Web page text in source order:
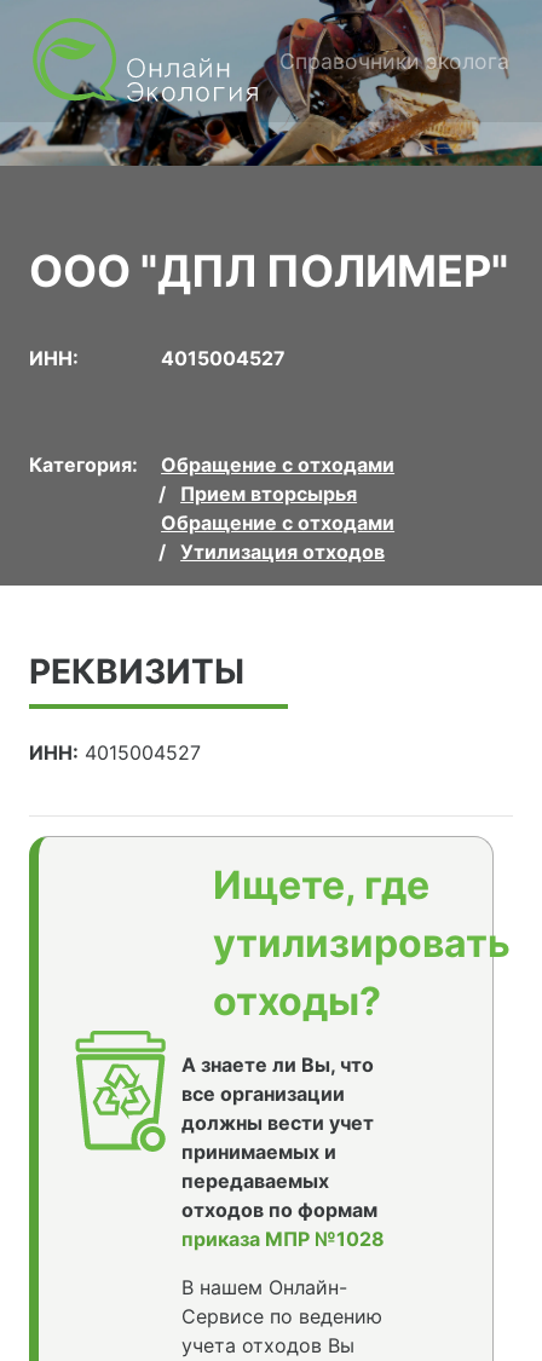
Справочники эколога
ООО "ДПЛ ПОЛИМЕР"
ИНН: 4015004527
Категория:
Обращение с отходами
Прием вторсырья
Обращение с отходами
Утилизация отходов
РЕКВИЗИТЫ
ИНН: 4015004527
Ищете, где
утилизировать
отходы?
А знаете ли Вы, что
все организации
должны вести учет
принимаемых и
передаваемых
отходов по формам
приказа МПР №1028
В нашем Онлайн-
Сервисе по ведению
учета отходов Вы